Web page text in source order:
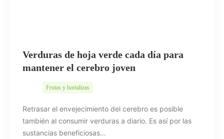
Verduras de hoja verde cada día para
mantener el cerebro joven
Frutas y hortalizas
Retrasar el envejecimiento del cerebro es posible
también al consumir verduras a diario. Es así por las
sustancias beneficiosas…